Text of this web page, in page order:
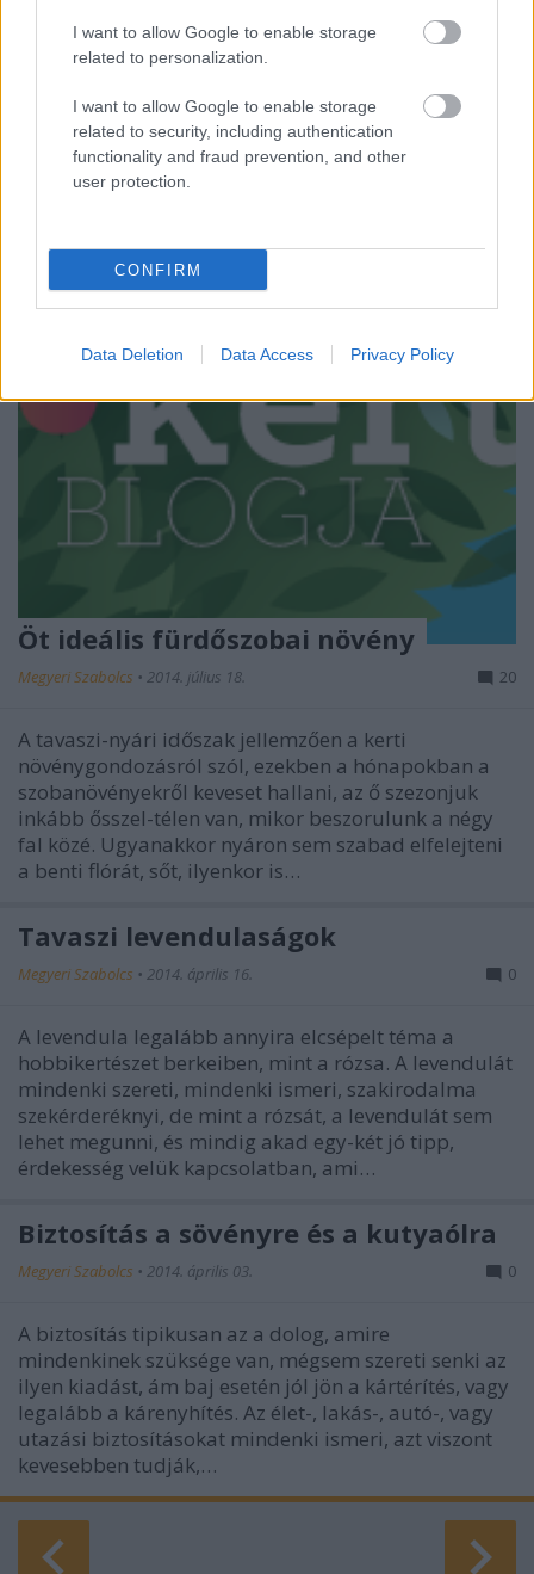
I want to allow Google to enable storage
related to personalization.
I want to allow Google to enable storage
related to security, including authentication
functionality and fraud prevention, and other
user protection.
CONFIRM
Data Deletion Data Access Privacy Policy
légkondícionálás és a növények kapcsolatáról szólni
pár szót. Maga a légkondi örök vita forrása, van, aki
Öt ideális fürdőszobai növény
Megyeri Szabolcs • 2014. július 18. 20
A tavaszi-nyári időszak jellemzően a kerti
növénygondozásról szól, ezekben a hónapokban a
szobanövényekről keveset hallani, az ő szezonjuk
inkább ősszel-télen van, mikor beszorulunk a négy
fal közé. Ugyanakkor nyáron sem szabad elfelejteni
a benti flórát, sőt, ilyenkor is…
Tavaszi levendulaságok
Megyeri Szabolcs • 2014. április 16. 0
A levendula legalább annyira elcsépelt téma a
hobbikertészet berkeiben, mint a rózsa. A levendulát
mindenki szereti, mindenki ismeri, szakirodalma
szekérderéknyi, de mint a rózsát, a levendulát sem
lehet megunni, és mindig akad egy-két jó tipp,
érdekesség velük kapcsolatban, ami…
Biztosítás a sövényre és a kutyaólra
Megyeri Szabolcs • 2014. április 03. 0
A biztosítás tipikusan az a dolog, amire
mindenkinek szüksége van, mégsem szereti senki az
ilyen kiadást, ám baj esetén jól jön a kártérítés, vagy
legalább a kárenyhítés. Az élet-, lakás-, autó-, vagy
utazási biztosításokat mindenki ismeri, azt viszont
kevesebben tudják,…